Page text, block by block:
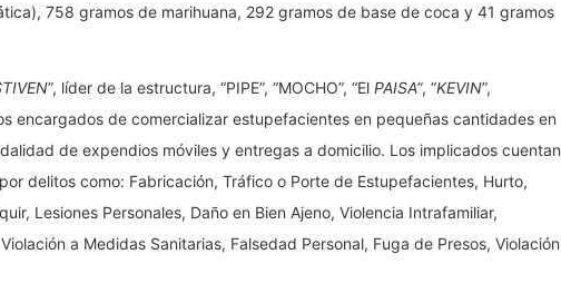
758 gramos de marihuana, 292 gramos de base de coca y 41 gramos
”, líder de la estructura, “PIPE”, “MOCHO”, “El PAISA”, “KEVIN”,
los encargados de comercializar estupefacientes en pequeñas cantidades en
de expendios móviles y entregas a domicilio. Los implicados cuentan
delitos como: Fabricación, Tráfico o Porte de Estupefacientes, Hurto,
Lesiones Personales, Daño en Bien Ajeno, Violencia Intrafamiliar,
a Medidas Sanitarias, Falsedad Personal, Fuga de Presos, Violación